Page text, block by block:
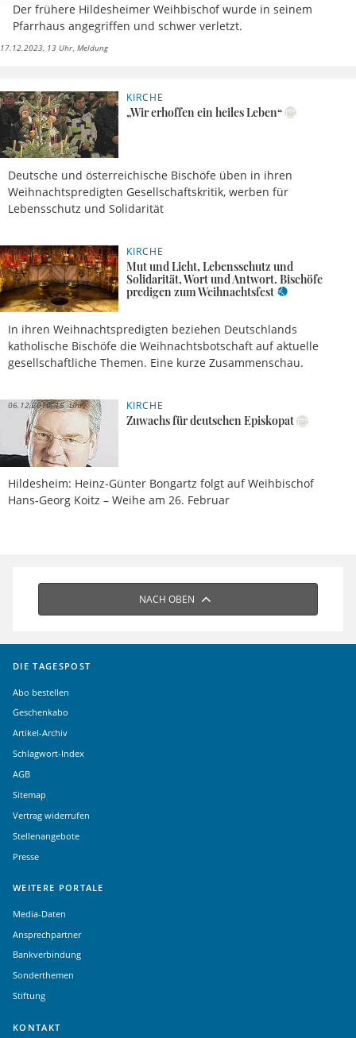
Der frühere Hildesheimer Weihbischof wurde in seinem
Pfarrhaus angegriffen und schwer verletzt.
17.12.2023, 13 Uhr Meldung
KIRCHE
„Wir erhoffen ein heiles Leben“
Deutsche und österreichische Bischöfe üben in ihren
Weihnachtspredigten Gesellschaftskritik, werben für
Lebensschutz und Solidarität
27.12.2017, 14 Uhr
KIRCHE
Mut und Licht, Lebensschutz und
Solidarität, Wort und Antwort. Bischöfe
predigen zum Weihnachtsfest
In ihren Weihnachtspredigten beziehen Deutschlands
katholische Bischöfe die Weihnachtsbotschaft auf aktuelle
gesellschaftliche Themen. Eine kurze Zusammenschau.
25.12.2017, 08 Uhr
KIRCHE
Zuwachs für deutschen Episkopat
Hildesheim: Heinz-Günter Bongartz folgt auf Weihbischof
Hans-Georg Koitz – Weihe am 26. Februar
06.12.2010, 15 Uhr
NACH OBEN
DIE TAGESPOST
Abo bestellen
Geschenkabo
Artikel-Archiv
Schlagwort-Index
AGB
Sitemap
Vertrag widerrufen
Stellenangebote
Presse
WEITERE PORTALE
Media-Daten
Ansprechpartner
Bankverbindung
Sonderthemen
Stiftung
KONTAKT